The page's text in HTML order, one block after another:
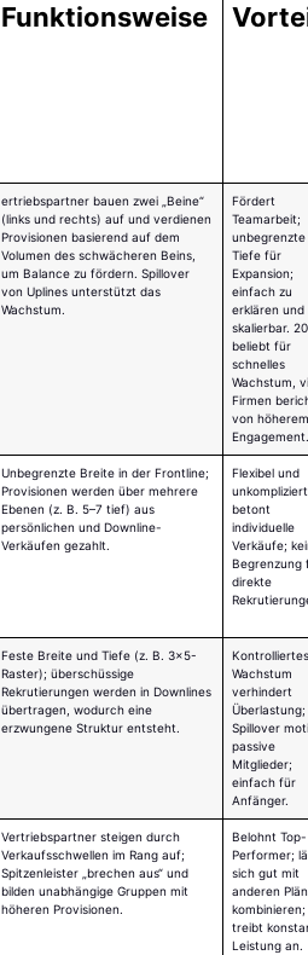
Funktionsweise
ertriebspartner bauen zwei „Beine“
(links und rechts) auf und verdienen
Provisionen basierend auf dem
Volumen des schwächeren Beins,
um Balance zu fördern. Spillover
von Uplines unterstützt das
Wachstum.
Fördert
Teamarbeit;
unbegrenzte
Tiefe für
Expansion;
einfach zu
erklären und
skalierbar.
beliebt für
schnelles
Wachstum,
Firmen
von höherem
Engagement.
Unbegrenzte Breite in der Frontline;
Provisionen werden über mehrere
Ebenen (z. B. 5–7 tief) aus
persönlichen und Downline-
Verkäufen gezahlt.
Flexibel und
betont
individuelle
Verkäufe;
Begrenzung
direkte
Feste Breite und Tiefe (z. B. 3x5-
Raster); überschüssige
Rekrutierungen werden in Downlines
übertragen, wodurch eine
erzwungene Struktur entsteht.
Kontrolliertes
Wachstum
verhindert
Überlastung;
Spillover
passive
Mitglieder;
einfach für
Anfänger.
Vertriebspartner steigen durch
Verkaufsschwellen im Rang auf;
Spitzenleister „brechen aus“ und
bilden unabhängige Gruppen mit
höheren Provisionen.
Belohnt Top-
Performer;
sich gut mit
anderen
kombinieren;
treibt
Leistung an.